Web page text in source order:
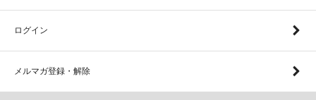
ログイン
メルマガ登録・解除